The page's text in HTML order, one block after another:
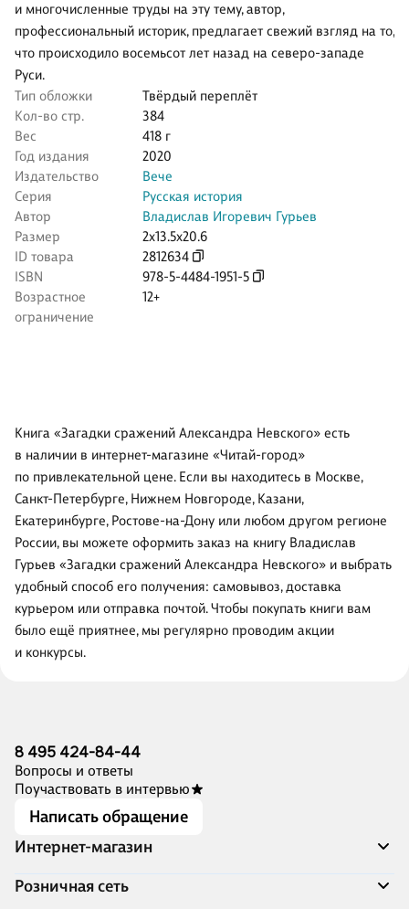
и многочисленные труды на эту тему, автор,
профессиональный историк, предлагает свежий взгляд на то,
что происходило восемьсот лет назад на северо-западе
Руси.
Тип обложки
Твёрдый переплёт
Кол-во стр.
384
Вес
418 г
Год издания
2020
Издательство
Вече
Серия
Русская история
Автор
Владислав Игоревич Гурьев
Размер
2x13.5x20.6
ID товара
2812634
ISBN
978-5-4484-1951-5
Возрастное
ограничение
12+
Книга «Загадки сражений Александра Невского» есть
в наличии в интернет-магазине «Читай-город»
по привлекательной цене. Если вы находитесь в Москве,
Санкт-Петербурге, Нижнем Новгороде, Казани,
Екатеринбурге, Ростове-на-Дону или любом другом регионе
России, вы можете оформить заказ на книгу Владислав
Гурьев «Загадки сражений Александра Невского» и выбрать
удобный способ его получения: самовывоз, доставка
курьером или отправка почтой. Чтобы покупать книги вам
было ещё приятнее, мы регулярно проводим акции
и конкурсы.
8 495 424-84-44
Вопросы и ответы
Поучаствовать в интервью
Написать обращение
Интернет-магазин
Акции
Розничная сеть